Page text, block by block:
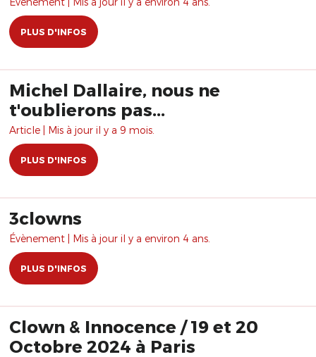
PLUS D'INFOS
Michel Dallaire, nous ne
t'oublierons pas...
Article | Mis à jour il y a 9 mois.
PLUS D'INFOS
3clowns
Évènement | Mis à jour il y a environ 4 ans.
PLUS D'INFOS
Clown & Innocence / 19 et 20
Octobre 2024 à Paris